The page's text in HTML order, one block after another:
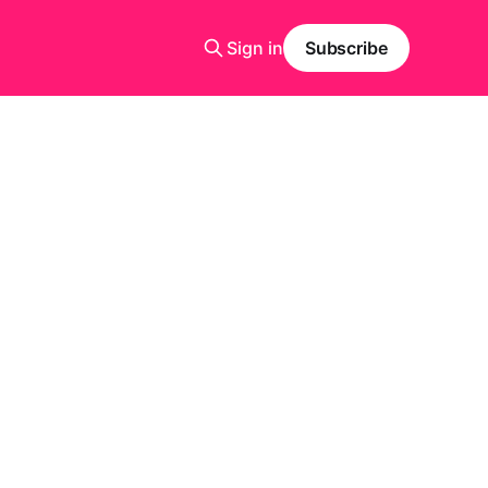
Sign in Subscribe